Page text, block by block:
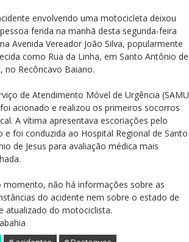
envolvendo uma motocicleta deixou
ferida na manhã desta segunda-feira
Avenida Vereador João Silva, popularmente
como Rua da Linha, em Santo Antônio de
no Recôncavo Baiano.
de Atendimento Móvel de Urgência (SAMU
acionado e realizou os primeiros socorros
A vítima apresentava escoriações pelo
e foi conduzida ao Hospital Regional de Santo
de Jesus para avaliação médica mais
momento, não há informações sobre as
do acidente nem sobre o estado de
atualizado do motociclista.